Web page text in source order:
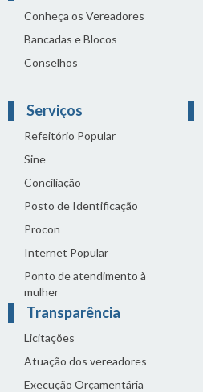
Conheça os Vereadores
Bancadas e Blocos
Conselhos
Serviços
Refeitório Popular
Sine
Conciliação
Posto de Identificação
Procon
Internet Popular
Ponto de atendimento à
mulher
Transparência
Licitações
Atuação dos vereadores
Execução Orçamentária